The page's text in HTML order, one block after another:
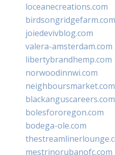
loceanecreations.com
birdsongridgefarm.com
joiedevivblog.com
valera-amsterdam.com
libertybrandhemp.com
norwoodinnwi.com
neighboursmarket.com
blackanguscareers.com
bolesfororegon.com
bodega-ole.com
mestrinorubanofc.com